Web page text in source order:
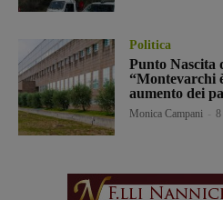
Politica
Punto Nascita
“Montevarchi
aumento dei
Monica Campani